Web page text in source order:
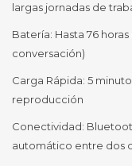
largas jornadas de
Batería: Hasta 76
conversación)
Carga Rápida: 5
reproducción
Conectividad:
automático entre dos